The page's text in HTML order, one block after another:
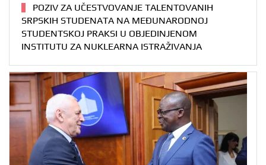
POZIV ZA UČESTVOVANJE TALENTOVANIH
SRPSKIH STUDENATA NA MEĐUNARODNOJ
STUDENTSKOJ PRAKSI U OBJEDINJENOM
INSTITUTU ZA NUKLEARNA ISTRAŽIVANJA